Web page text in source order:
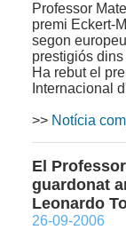
Professor
premi Eckert-
segon
prestigiós
Ha rebut el
Internacional
>> Notícia
El
guardonat
Leonardo
26-09-2006